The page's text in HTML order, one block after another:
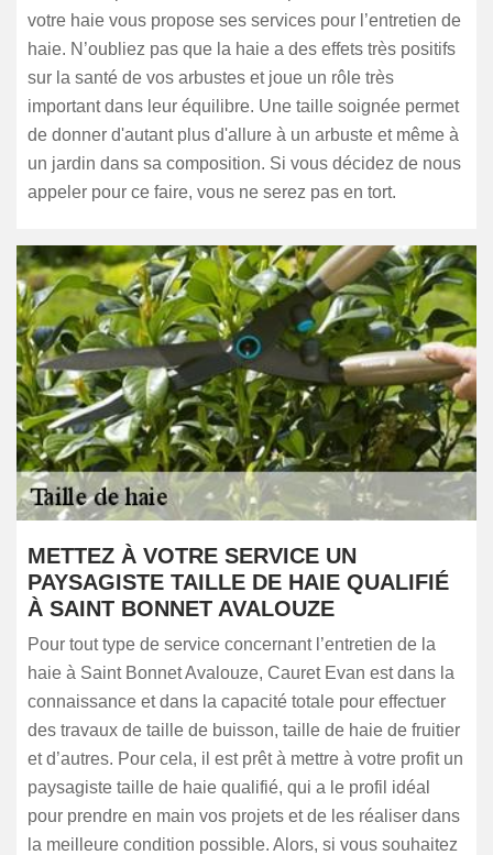
votre haie vous propose ses services pour l’entretien de
haie. N’oubliez pas que la haie a des effets très positifs
sur la santé de vos arbustes et joue un rôle très
important dans leur équilibre. Une taille soignée permet
de donner d'autant plus d'allure à un arbuste et même à
un jardin dans sa composition. Si vous décidez de nous
appeler pour ce faire, vous ne serez pas en tort.
METTEZ À VOTRE SERVICE UN
PAYSAGISTE TAILLE DE HAIE QUALIFIÉ
À SAINT BONNET AVALOUZE
Pour tout type de service concernant l’entretien de la
haie à Saint Bonnet Avalouze, Cauret Evan est dans la
connaissance et dans la capacité totale pour effectuer
des travaux de taille de buisson, taille de haie de fruitier
et d’autres. Pour cela, il est prêt à mettre à votre profit un
paysagiste taille de haie qualifié, qui a le profil idéal
pour prendre en main vos projets et de les réaliser dans
la meilleure condition possible. Alors, si vous souhaitez